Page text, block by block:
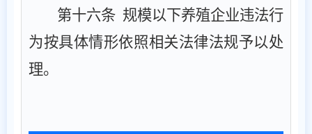
第十六条 规模以下养殖企业违法行
为按具体情形依照相关法律法规予以处
理。